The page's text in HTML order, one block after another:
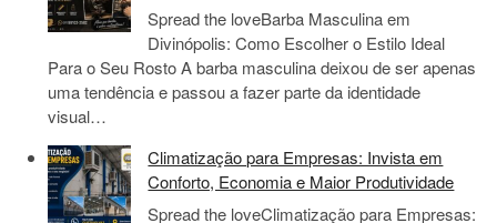
Spread the loveBarba Masculina em
Divinópolis: Como Escolher o Estilo Ideal
Para o Seu Rosto A barba masculina deixou de ser apenas
uma tendência e passou a fazer parte da identidade
visual…
Climatização para Empresas: Invista em
Conforto, Economia e Maior Produtividade
Spread the loveClimatização para Empresas: